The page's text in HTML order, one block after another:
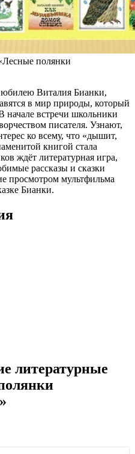
полянки
Виталия Бианки,
в мир природы, который
начале встречи школьники
писателя. Узнают,
ко всему, что «дышит,
книгой стала
ждёт литературная игра,
рассказы и сказки
просмотром мультфильма
Бианки.
литературные